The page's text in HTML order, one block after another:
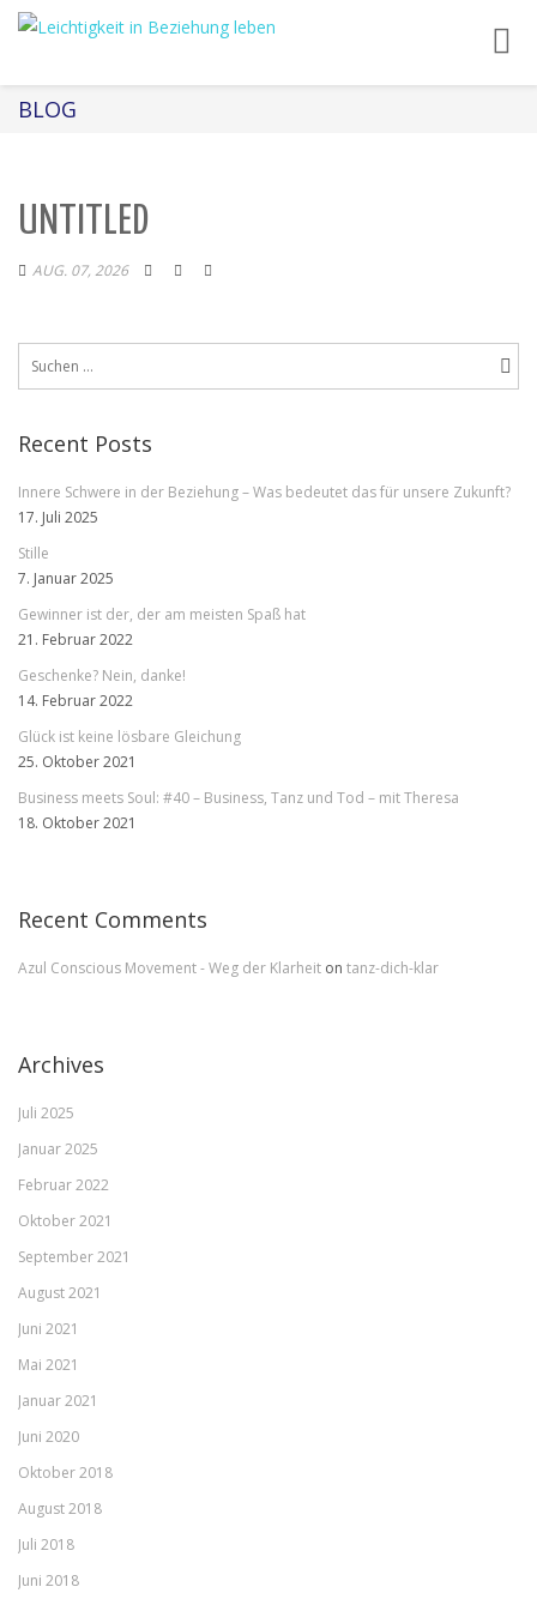
BLOG
UNTITLED
AUG. 07, 2026
Suchen
Recent Posts
Innere Schwere in der Beziehung – Was bedeutet das für unsere Zukunft?
17. Juli 2025
Stille
7. Januar 2025
Gewinner ist der, der am meisten Spaß hat
21. Februar 2022
Geschenke? Nein, danke!
14. Februar 2022
Glück ist keine lösbare Gleichung
25. Oktober 2021
Business meets Soul: #40 – Business, Tanz und Tod – mit Theresa
18. Oktober 2021
Recent Comments
Azul Conscious Movement - Weg der Klarheit on tanz-dich-klar
Archives
Juli 2025
Januar 2025
Februar 2022
Oktober 2021
September 2021
August 2021
Juni 2021
Mai 2021
Januar 2021
Juni 2020
Oktober 2018
August 2018
Juli 2018
Juni 2018